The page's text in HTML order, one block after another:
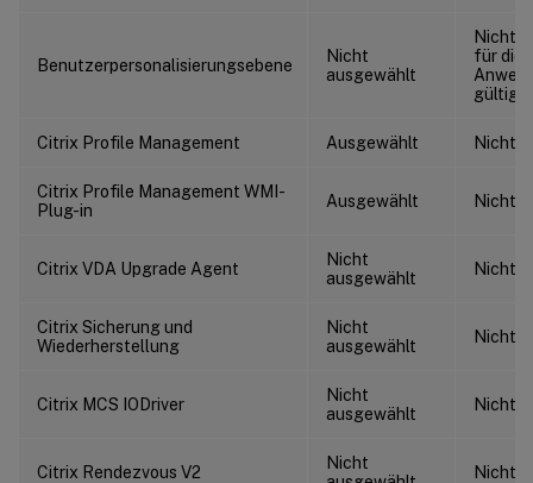
Benutzerpersonalisierungsebene
Nicht
ausgewählt
Nicht
für
gültig
Citrix Profile Management Ausgewählt Nicht
Citrix Profile Management WMI-
Plug-in
Ausgewählt Nicht
Citrix VDA Upgrade Agent
Nicht
ausgewählt
Nicht
Citrix Sicherung und
Wiederherstellung
Nicht
ausgewählt
Nicht
Citrix MCS IODriver
Nicht
ausgewählt
Nicht
Citrix Rendezvous V2
Nicht
Nicht